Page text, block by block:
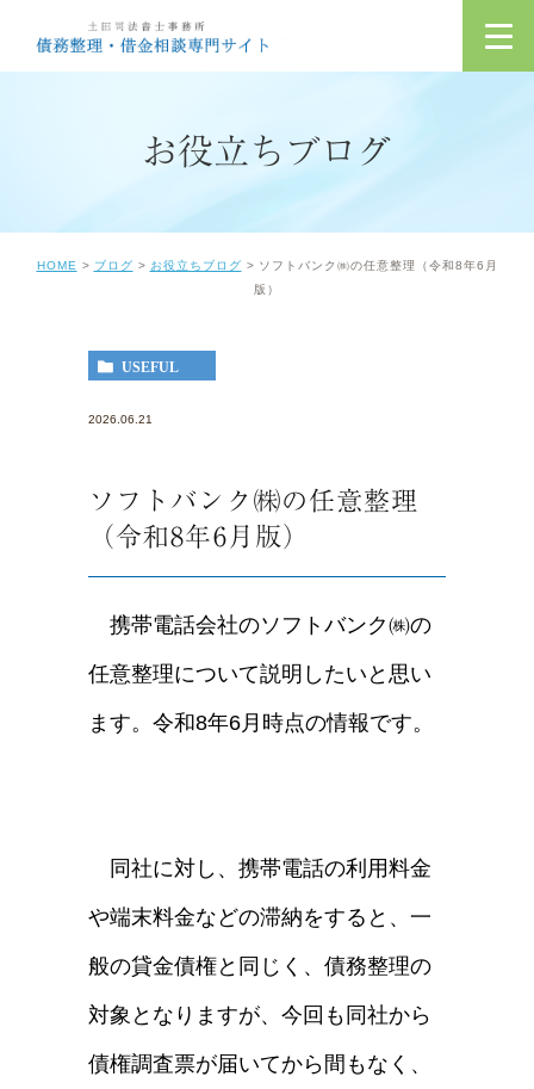
お役立ちブログ
HOME ブログ お役立ちブログ
ソフトバンク㈱の任意整理（令和8年6月
版）
USEFUL
2026.06.21
ソフトバンク㈱の任意整理
（令和8年6月版）
携帯電話会社のソフトバンク㈱の
任意整理について説明したいと思い
ます。令和8年6月時点の情報です。
同社に対し、携帯電話の利用料金
や端末料金などの滞納をすると、一
般の貸金債権と同じく、債務整理の
対象となりますが、今回も同社から
債権調査票が届いてから間もなく、